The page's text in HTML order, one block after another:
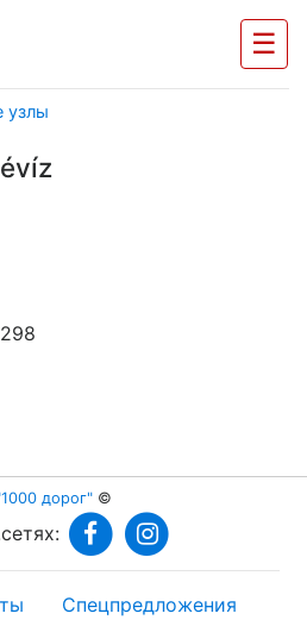
☰
узлы
дорог" ©
Спецпредложения